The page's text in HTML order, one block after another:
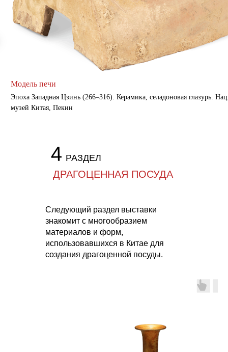
Модель печи
Эпоха Западная Цзинь (266–316). Керамика, селадоновая глазурь.
музей Китая, Пекин
4 РАЗДЕЛ
ДРАГОЦЕННАЯ ПОСУДА
Следующий раздел выставки
знакомит с многообразием
материалов и форм,
использовавшихся в Китае для
создания драгоценной посуды.